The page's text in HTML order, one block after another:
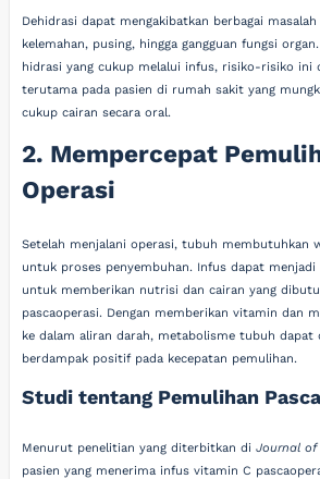
Dehidrasi dapat mengakibatkan berbagai
kelemahan, pusing, hingga gangguan fungsi
hidrasi yang cukup melalui infus, risiko-risiko ini
terutama pada pasien di rumah sakit yang
cukup cairan secara oral.
2. Mempercepat
Operasi
Setelah menjalani operasi, tubuh membutuhkan
untuk proses penyembuhan. Infus dapat
untuk memberikan nutrisi dan cairan yang
pascaoperasi. Dengan memberikan vitamin dan
ke dalam aliran darah, metabolisme tubuh dapat
berdampak positif pada kecepatan pemulihan.
Studi tentang Pemulihan
Menurut penelitian yang diterbitkan diJournal of
pasien yang menerima infus vitamin C